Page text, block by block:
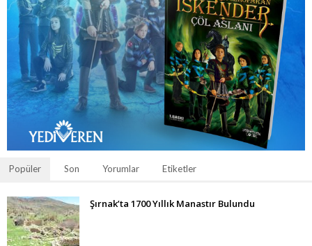
Popüler Son Yorumlar Etiketler
Şırnak’ta 1700 Yıllık Manastır Bulundu